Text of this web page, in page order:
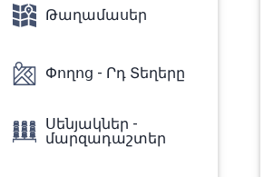
Թաղամասեր
Փողոց - Րդ Տեղերը
Սենյակներ -
մարզադաշտեր